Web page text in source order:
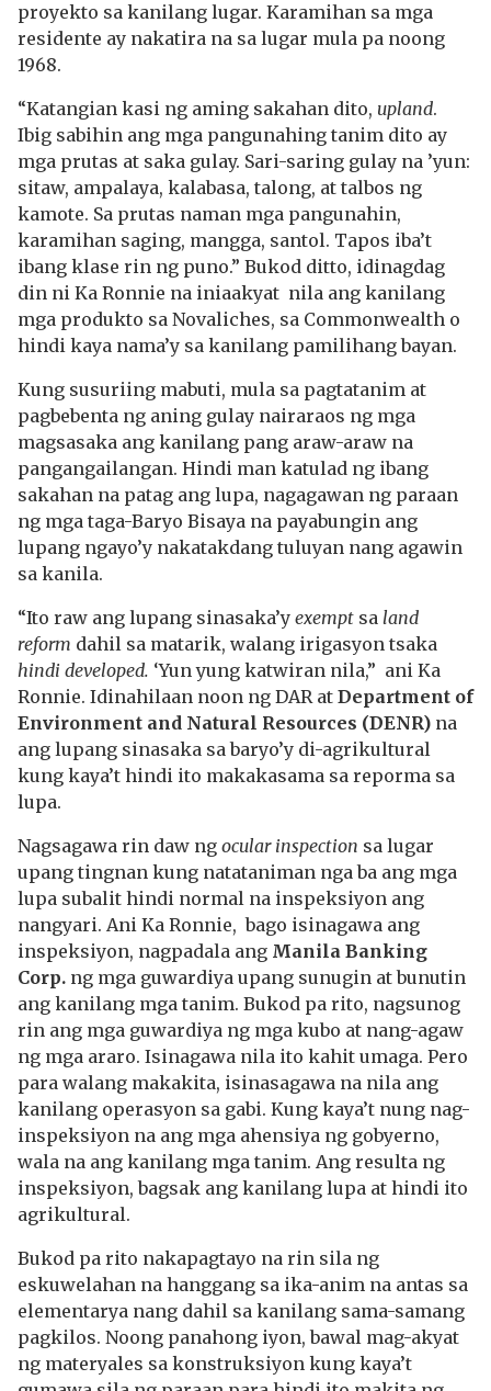
proyekto sa kanilang lugar. Karamihan sa mga
residente ay nakatira na sa lugar mula pa noong
1968.
“Katangian kasi ng aming sakahan dito, upland.
Ibig sabihin ang mga pangunahing tanim dito ay
mga prutas at saka gulay. Sari-saring gulay na ’yun:
sitaw, ampalaya, kalabasa, talong, at talbos ng
kamote. Sa prutas naman mga pangunahin,
karamihan saging, mangga, santol. Tapos iba’t
ibang klase rin ng puno.” Bukod ditto, idinagdag
din ni Ka Ronnie na iniaakyat nila ang kanilang
mga produkto sa Novaliches, sa Commonwealth o
hindi kaya nama’y sa kanilang pamilihang bayan.
Kung susuriing mabuti, mula sa pagtatanim at
pagbebenta ng aning gulay nairaraos ng mga
magsasaka ang kanilang pang araw-araw na
pangangailangan. Hindi man katulad ng ibang
sakahan na patag ang lupa, nagagawan ng paraan
ng mga taga-Baryo Bisaya na payabungin ang
lupang ngayo’y nakatakdang tuluyan nang agawin
sa kanila.
“Ito raw ang lupang sinasaka’y exempt sa land
reform dahil sa matarik, walang irigasyon tsaka
hindi developed. ‘Yun yung katwiran nila,” ani Ka
Ronnie. Idinahilaan noon ng DAR at Department of
Environment and Natural Resources (DENR) na
ang lupang sinasaka sa baryo’y di-agrikultural
kung kaya’t hindi ito makakasama sa reporma sa
lupa.
Nagsagawa rin daw ng ocular inspection sa lugar
upang tingnan kung natataniman nga ba ang mga
lupa subalit hindi normal na inspeksiyon ang
nangyari. Ani Ka Ronnie, bago isinagawa ang
inspeksiyon, nagpadala ang Manila Banking
Corp. ng mga guwardiya upang sunugin at bunutin
ang kanilang mga tanim. Bukod pa rito, nagsunog
rin ang mga guwardiya ng mga kubo at nang-agaw
ng mga araro. Isinagawa nila ito kahit umaga. Pero
para walang makakita, isinasagawa na nila ang
kanilang operasyon sa gabi. Kung kaya’t nung nag-
inspeksiyon na ang mga ahensiya ng gobyerno,
wala na ang kanilang mga tanim. Ang resulta ng
inspeksiyon, bagsak ang kanilang lupa at hindi ito
agrikultural.
Bukod pa rito nakapagtayo na rin sila ng
eskuwelahan na hanggang sa ika-anim na antas sa
elementarya nang dahil sa kanilang sama-samang
pagkilos. Noong panahong iyon, bawal mag-akyat
ng materyales sa konstruksiyon kung kaya’t